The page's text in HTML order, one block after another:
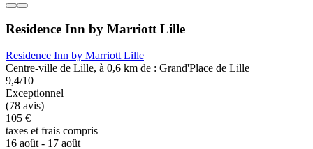
Residence Inn by Marriott Lille
Residence Inn by Marriott Lille
Centre-ville de Lille, à 0,6 km de : Grand'Place de Lille
9,4/10
Exceptionnel
(78 avis)
105 €
taxes et frais compris
16 août - 17 août